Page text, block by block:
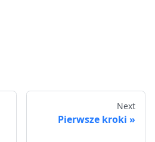
Next
Pierwsze kroki